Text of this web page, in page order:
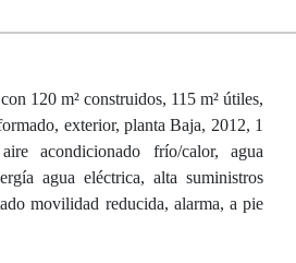
120 m² construidos, 115 m² útiles,
exterior, planta Baja, 2012, 1
acondicionado frío/calor, agua
agua eléctrica, alta suministros
movilidad reducida, alarma, a pie